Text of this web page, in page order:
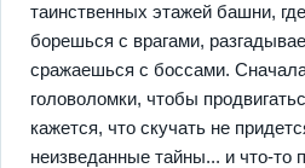
таинственных этажей башни,
борешься с врагами,
сражаешься с боссами.
головоломки, чтобы
кажется, что скучать не
неизведанные тайны... и что-то